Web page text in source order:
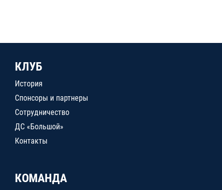
КЛУБ
История
Спонсоры и партнеры
Сотрудничество
ДС «Большой»
Контакты
КОМАНДА